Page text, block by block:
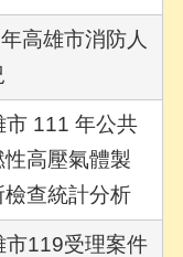
高雄市消防人
市 111 年公共
高壓氣體製
查統計分析
市119受理案件